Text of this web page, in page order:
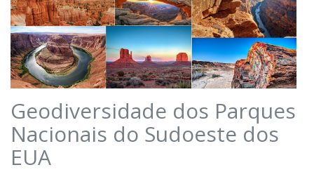
Geodiversidade dos Parques
Nacionais do Sudoeste dos
EUA